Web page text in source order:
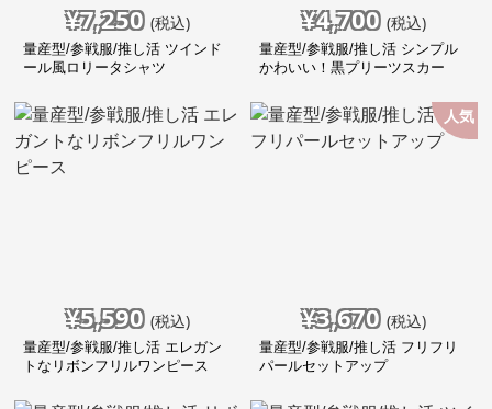
¥7,250 (税込)
量産型/参戦服/推し活 ツインド
ール風ロリータシャツ
¥4,700 (税込)
量産型/参戦服/推し活 シンプル
かわいい！黒プリーツスカー
¥5,590 (税込)
量産型/参戦服/推し活 エレガン
トなリボンフリルワンピース
人気
¥3,670 (税込)
量産型/参戦服/推し活 フリフリ
パールセットアップ